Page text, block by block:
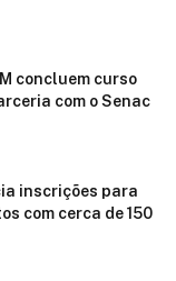
concluem curso
com o Senac
inscrições para
com cerca de 150